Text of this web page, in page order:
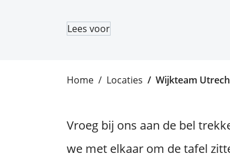
Lees voor
Home Locaties Wijkteam
Vroeg bij ons aan de bel
we met elkaar om de tafel